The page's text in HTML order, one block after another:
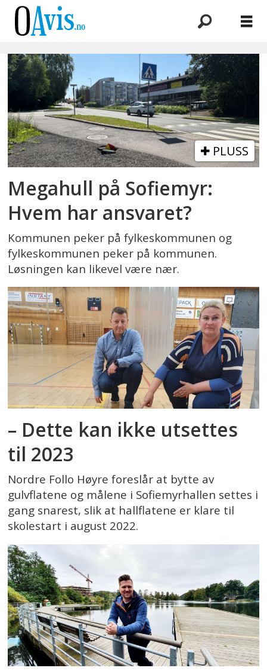
Emne:
lekkasje
PLUSS
Megahull på Sofiemyr:
Hvem har ansvaret?
Kommunen peker på fylkeskommunen og
fylkeskommunen peker på kommunen.
Løsningen kan likevel være nær.
– Dette kan ikke utsettes
til 2023
Nordre Follo Høyre foreslår at bytte av
gulvflatene og målene i Sofiemyrhallen settes i
gang snarest, slik at hallflatene er klare til
skolestart i august 2022.